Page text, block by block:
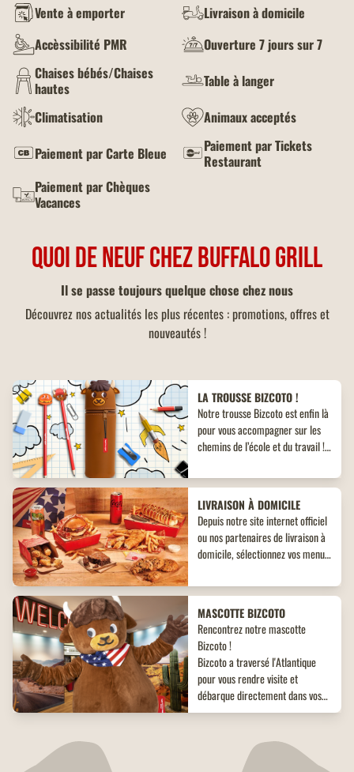
Vente à emporter
Livraison à domicile
Accèssibilité PMR
Ouverture 7 jours sur 7
Chaises bébés/Chaises
hautes
Table à langer
Climatisation
Animaux acceptés
Paiement par Carte Bleue
Paiement par Tickets
Restaurant
Paiement par Chèques
Vacances
QUOI DE NEUF CHEZ BUFFALO GRILL
Il se passe toujours quelque chose chez nous
Découvrez nos actualités les plus récentes : promotions, offres et
nouveautés !
LA TROUSSE BIZCOTO !
Notre trousse Bizcoto est enfin là
pour vous accompagner sur les
chemins de l’école et du travail !
inédit à ne pas manquer !
LIVRAISON À DOMICILE
Depuis notre site internet officiel
ou nos partenaires de livraison à
domicile, sélectionnez vos menus,
desserts. Un large choix de plats
envies !
MASCOTTE BIZCOTO
Rencontrez notre mascotte
Bizcoto !
Bizcoto a traversé l'Atlantique
pour vous rendre visite et
débarque directement dans vos
restaurants Buffalo Grill*! Venez
et offrez à vos enfants une
expérience unique et mémorable
Tout beaux, tout neufs ! Retrouvez
tous nos restaurants Buffalo Grill